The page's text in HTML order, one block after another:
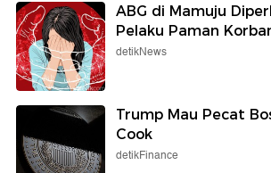
ABG di Mamuju
Pelaku Paman
detikNews
Trump Mau Pecat
Cook
detikFinance